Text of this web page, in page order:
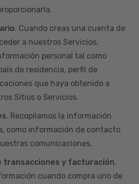
. Cuando creas una cuenta de
a nuestros Servicios,
personal tal como
de residencia, perfil de
que haya obtenido a
Sitios o Servicios.
. Recopilamos la información
como información de contacto
comunicaciones.
transacciones y facturación.
cuando compra uno de